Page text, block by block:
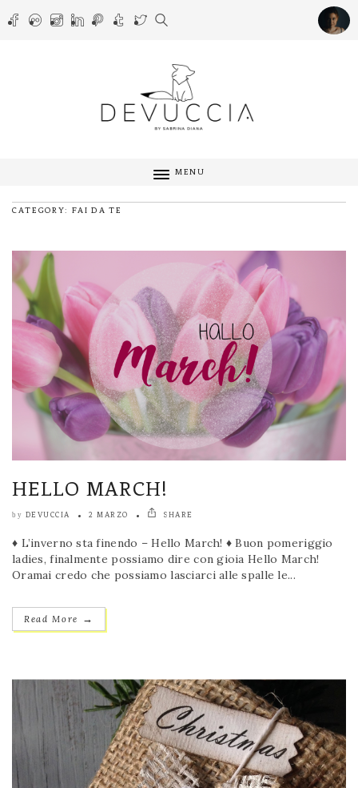
MENU
CATEGORY: FAI DA TE
HELLO MARCH!
by DEVUCCIA 2 MARZO SHARE
♦ L’inverno sta finendo – Hello March! ♦ Buon pomeriggio
ladies, finalmente possiamo dire con gioia Hello March!
Oramai credo che possiamo lasciarci alle spalle le...
Read More →